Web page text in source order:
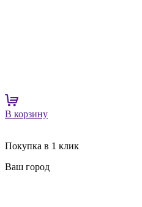
В корзину
Покупка в 1 клик
Ваш город